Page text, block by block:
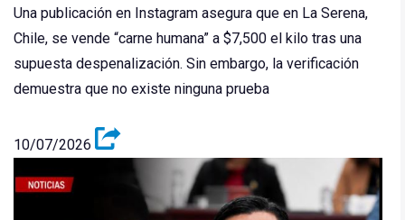
Una publicación en Instagram asegura que en La Serena,
Chile, se vende “carne humana” a $7,500 el kilo tras una
supuesta despenalización. Sin embargo, la verificación
demuestra que no existe ninguna prueba
10/07/2026